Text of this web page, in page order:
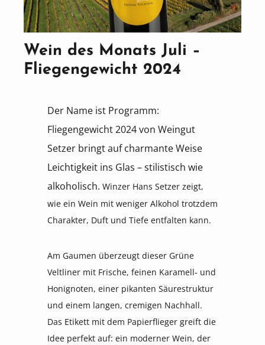
Wein des Monats Juli –
Fliegengewicht 2024
Der Name ist Programm:
Fliegengewicht 2024 von Weingut
Setzer bringt auf charmante Weise
Leichtigkeit ins Glas – stilistisch wie
alkoholisch. Winzer Hans Setzer zeigt,
wie ein Wein mit weniger Alkohol trotzdem
Charakter, Duft und Tiefe entfalten kann.
Am Gaumen überzeugt dieser Grüne
Veltliner mit Frische, feinen Karamell- und
Honignoten, einer pikanten Säurestruktur
und einem langen, cremigen Nachhall.
Das Etikett mit dem Papierflieger greift die
Idee perfekt auf: ein moderner Wein, der